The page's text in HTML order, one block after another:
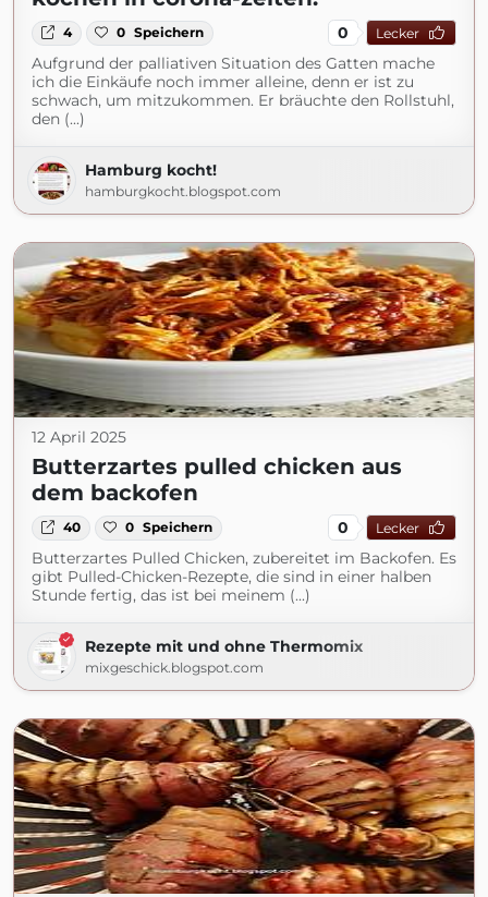
4 0 Speichern 0 Lecker
Aufgrund der palliativen Situation des Gatten mache
ich die Einkäufe noch immer alleine, denn er ist zu
schwach, um mitzukommen. Er bräuchte den Rollstuhl,
den (...)
Hamburg kocht!
hamburgkocht.blogspot.com
12 April 2025
Butterzartes pulled chicken aus
dem backofen
40 0 Speichern 0 Lecker
Butterzartes Pulled Chicken, zubereitet im Backofen. Es
gibt Pulled-Chicken-Rezepte, die sind in einer halben
Stunde fertig, das ist bei meinem (...)
Rezepte mit und ohne Thermomix
mixgeschick.blogspot.com